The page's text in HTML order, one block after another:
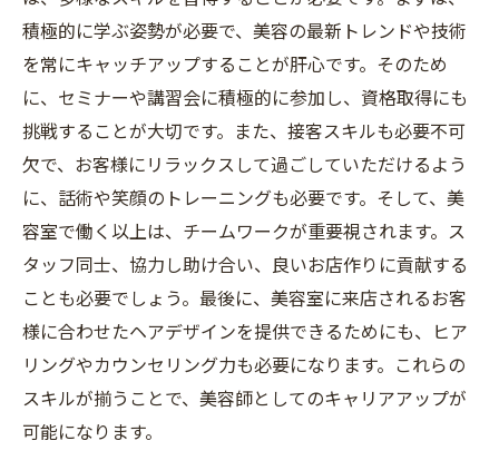
積極的に学ぶ姿勢が必要で、美容の最新トレンドや技術
を常にキャッチアップすることが肝心です。そのため
に、セミナーや講習会に積極的に参加し、資格取得にも
挑戦することが大切です。また、接客スキルも必要不可
欠で、お客様にリラックスして過ごしていただけるよう
に、話術や笑顔のトレーニングも必要です。そして、美
容室で働く以上は、チームワークが重要視されます。ス
タッフ同士、協力し助け合い、良いお店作りに貢献する
ことも必要でしょう。最後に、美容室に来店されるお客
様に合わせたヘアデザインを提供できるためにも、ヒア
リングやカウンセリング力も必要になります。これらの
スキルが揃うことで、美容師としてのキャリアアップが
可能になります。